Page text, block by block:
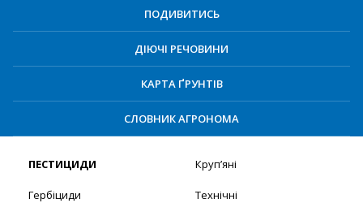
ПОДИВИТИСЬ
ДІЮЧІ РЕЧОВИНИ
КАРТА ҐРУНТІВ
СЛОВНИК АГРОНОМА
ПЕСТИЦИДИ
Гербіциди
Круп’яні
Технічні